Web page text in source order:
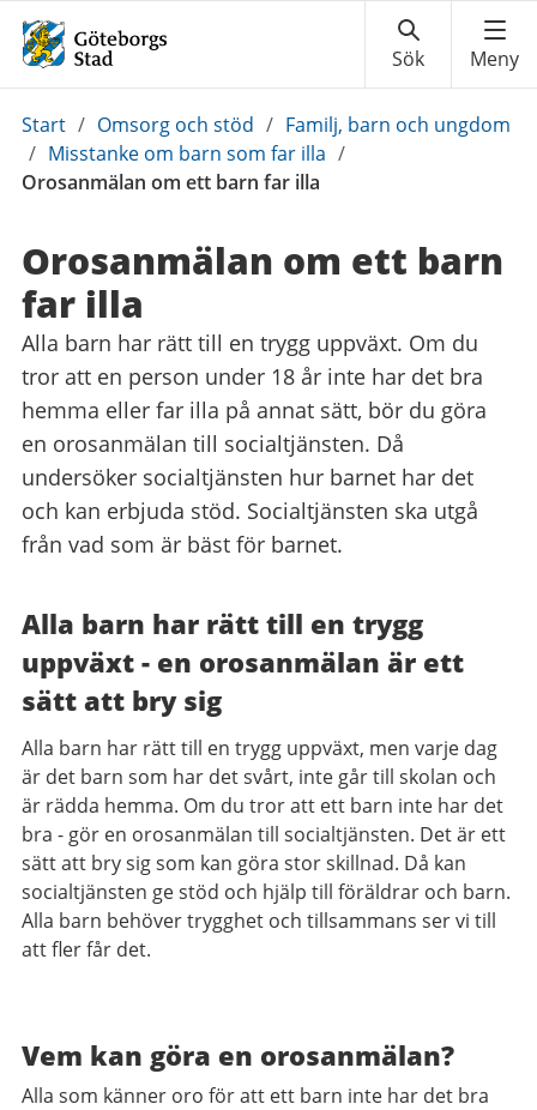
Du
är
här:
Start / Omsorg och stöd / Familj, barn och ungdom
/ Misstanke om barn som far illa /
Orosanmälan om ett barn far illa
Orosanmälan om ett barn
far illa
Alla barn har rätt till en trygg uppväxt. Om du
tror att en person under 18 år inte har det bra
hemma eller far illa på annat sätt, bör du göra
en orosanmälan till socialtjänsten. Då
undersöker socialtjänsten hur barnet har det
och kan erbjuda stöd. Socialtjänsten ska utgå
från vad som är bäst för barnet.
Alla barn har rätt till en trygg
uppväxt - en orosanmälan är ett
sätt att bry sig
Alla barn har rätt till en trygg uppväxt, men varje dag
är det barn som har det svårt, inte går till skolan och
är rädda hemma. Om du tror att ett barn inte har det
bra - gör en orosanmälan till socialtjänsten. Det är ett
sätt att bry sig som kan göra stor skillnad. Då kan
socialtjänsten ge stöd och hjälp till föräldrar och barn.
Alla barn behöver trygghet och tillsammans ser vi till
att fler får det.
Vem kan göra en orosanmälan?
Alla som känner oro för att ett barn inte har det bra